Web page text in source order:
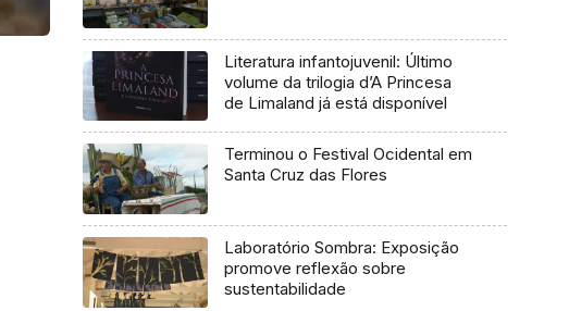
Literatura infantojuvenil: Último
volume da trilogia d’A Princesa
de Limaland já está disponível
Terminou o Festival Ocidental em
Santa Cruz das Flores
Laboratório Sombra: Exposição
promove reflexão sobre
sustentabilidade